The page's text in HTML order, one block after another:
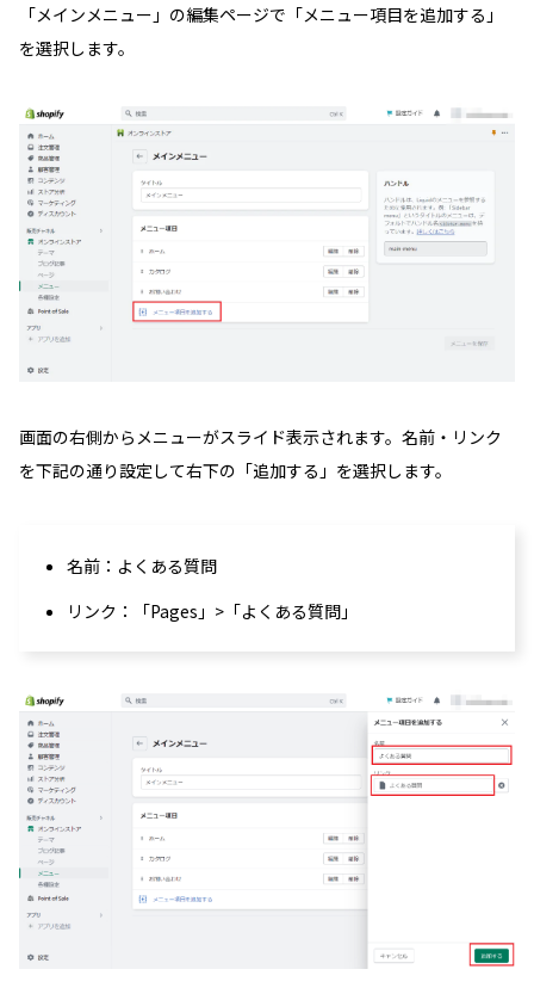
「メインメニュー」の編集ページで「メニュー項目を追加する」
を選択します。
画面の右側からメニューがスライド表示されます。名前・リンク
を下記の通り設定して右下の「追加する」を選択します。
名前：よくある質問
リンク：「Pages」>「よくある質問」